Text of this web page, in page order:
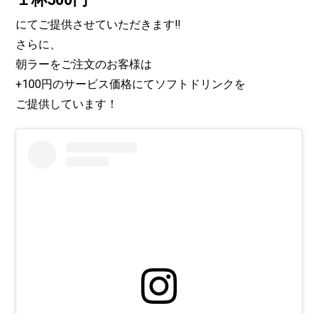
にてご提供させていただきます‼️
さらに、
朝ラーをご注文のお客様は
+100円のサービス価格にてソフトドリンクを
ご提供しています！